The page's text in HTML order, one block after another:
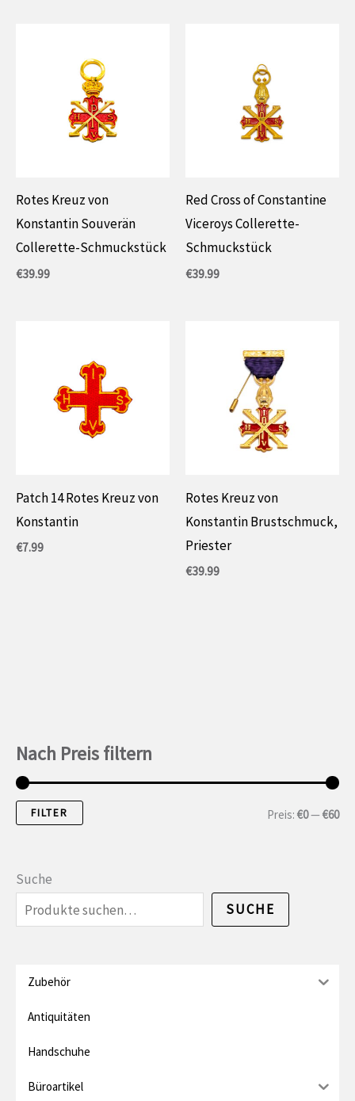
Nach Preis filtern
MM
FILTER Preis: €0—€60
Suche
SUCHE
Zubehör
Antiquitäten
Handschuhe
Büroartikel
Rotes Kreuz von
Konstantin Souverän
Collerette-Schmuckstück
€39.99
Red Cross of Constantine
Viceroys Collerette-
Schmuckstück
€39.99
Patch 14 Rotes Kreuz von
Konstantin
€7.99
Rotes Kreuz von
Konstantin Brustschmuck,
Priester
€39.99